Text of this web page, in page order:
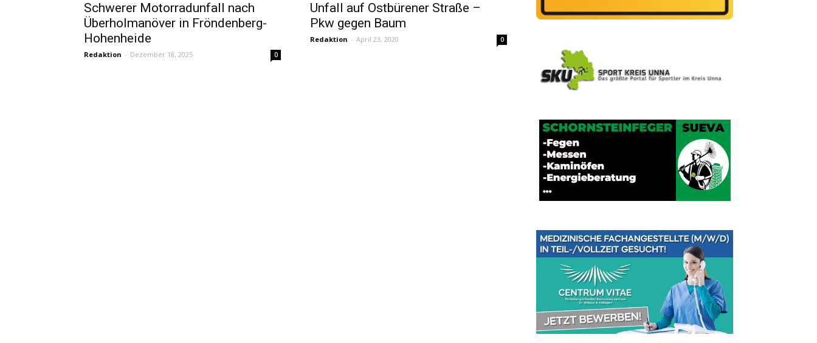
Schwerer Motorradunfall nach
Überholmanöver in Fröndenberg-
Hohenheide
Redaktion - Dezember 18, 2025 0
Unfall auf Ostbürener Straße –
Pkw gegen Baum
Redaktion - April 23, 2020 0